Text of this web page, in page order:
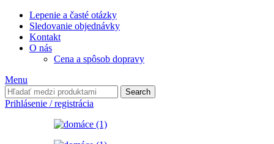
Lepenie a časté otázky
Sledovanie objednávky
Kontakt
O nás
Cena a spôsob dopravy
Menu
Search
Prihlásenie / registrácia